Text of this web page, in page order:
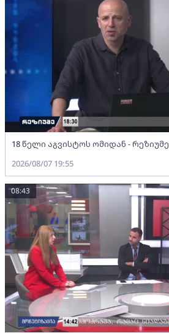
18 წელი აგვისტოს ომიდან - რეზიუმე
2026/08/07 19:55
08:43